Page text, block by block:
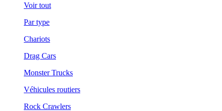
Voir tout
Par type
Chariots
Drag Cars
Monster Trucks
Véhicules routiers
Rock Crawlers